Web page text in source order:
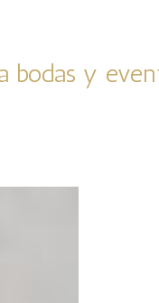
bodas y